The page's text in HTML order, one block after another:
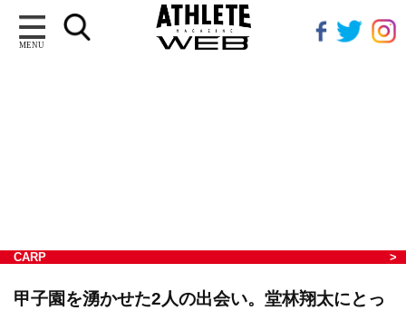
MENU
CARP
甲子園を湧かせた2人の出会い。堂林翔太にとっ